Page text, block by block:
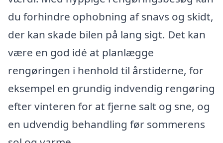
du forhindre ophobning af snavs og skidt,
der kan skade bilen på lang sigt. Det kan
være en god idé at planlægge
rengøringen i henhold til årstiderne, for
eksempel en grundig indvendig rengøring
efter vinteren for at fjerne salt og sne, og
en udvendig behandling før sommerens